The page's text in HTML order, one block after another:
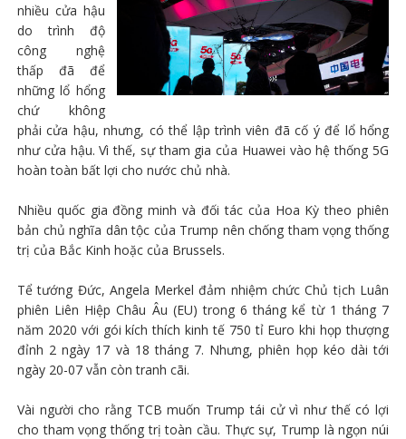
nhiều cửa hậu
do trình độ
công nghệ
thấp đã để
những lổ hổng
chứ không
phải cửa hậu, nhưng, có thể lập trình viên đã cố ý để lổ hổng
như cửa hậu. Vì thế, sự tham gia của Huawei vào hệ thống 5G
hoàn toàn bất lợi cho nước chủ nhà.
Nhiều quốc gia đồng minh và đối tác của Hoa Kỳ theo phiên
bản chủ nghĩa dân tộc của Trump nên chống tham vọng thống
trị của Bắc Kinh hoặc của Brussels.
Tể tướng Đức, Angela Merkel đảm nhiệm chức Chủ tịch Luân
phiên Liên Hiệp Châu Âu (EU) trong 6 tháng kể từ 1 tháng 7
năm 2020 với gói kích thích kinh tế 750 tỉ Euro khi họp thượng
đỉnh 2 ngày 17 và 18 tháng 7. Nhưng, phiên họp kéo dài tới
ngày 20-07 vẫn còn tranh cãi.
Vài người cho rằng TCB muốn Trump tái cử vì như thế có lợi
cho tham vọng thống trị toàn cầu. Thực sự, Trump là ngọn núi